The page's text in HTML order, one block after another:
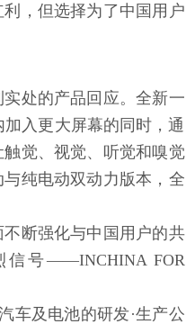
，但选择为了中国用户
处的产品回应。全新一
入更大屏幕的同时，通
觉、视觉、听觉和嗅觉
纯电动双动力版本，全
断强化与中国用户的共
号——INCHINA FOR
车及电池的研发·生产公